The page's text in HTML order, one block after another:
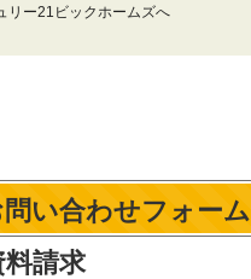
リー21ビックホームズへ
い合わせフォーム
請求